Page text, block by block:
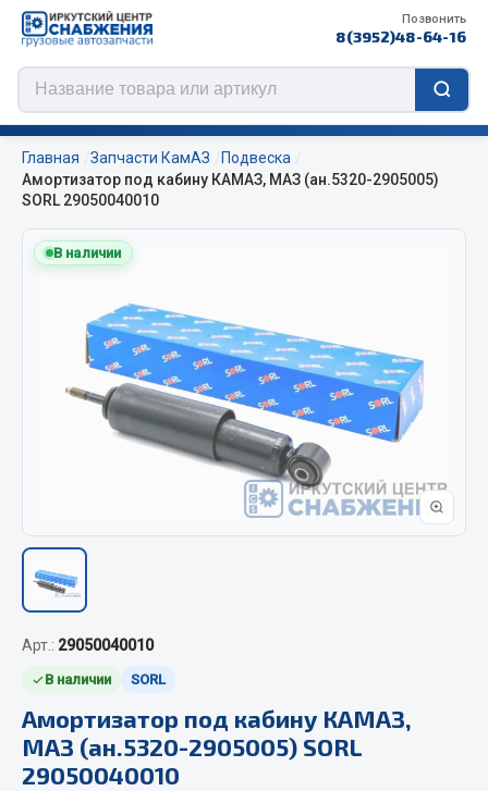
Позвонить
8(3952)48-64-16
Цепи противоскольжения
ЦЕПИ BOHU (Китай)
Изготовление цепей на колеса BOHU
Весь раздел
Отопители салона, подогреватели
Автономные воздушные отопители
Жидкостные подогреватели
Отопители салона
Подогреватели тосола
Весь раздел
Автотовары
Главная Запчасти КамАЗ
Подвеска
Амортизатор под кабину КАМАЗ, МАЗ (ан.5320-2905005)
SORL 29050040010
В наличии
Арт.: 29050040010
В наличии SORL
Амортизатор под кабину КАМАЗ,
МАЗ (ан.5320-2905005) SORL
29050040010